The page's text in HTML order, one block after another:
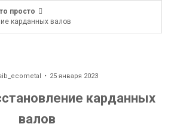
просто
карданных валов
25 января 2023
карданных
валов